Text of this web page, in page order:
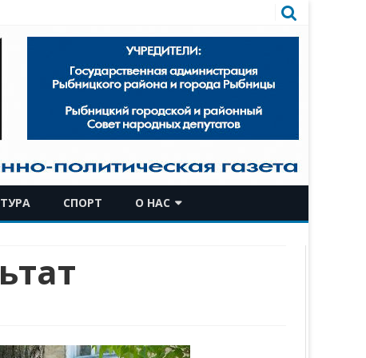
СПОРТ О НАС